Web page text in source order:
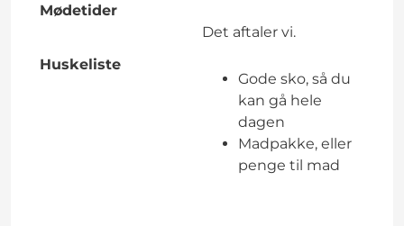
Mødetider
Det aftaler vi.
Huskeliste
Gode sko, så du
kan gå hele
dagen
Madpakke, eller
penge til mad